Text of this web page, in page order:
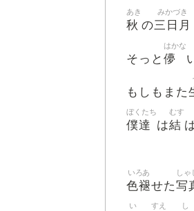
秋
あき
の三日月
みかづき
そっと 儚
はかな
もしもまた
僕達
ぼくたち
は結
むす
色褪
いろあ
せた写
しゃ
い すえ し